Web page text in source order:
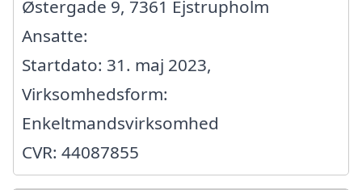
Østergade 9, 7361 Ejstrupholm
Ansatte:
Startdato: 31. maj 2023,
Virksomhedsform:
Enkeltmandsvirksomhed
CVR: 44087855